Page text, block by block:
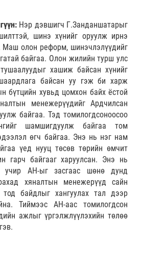
Нэр дэвшигч Г.Занданшатарыг
шинэ хүнийг оруулж ирнэ
Маш олон реформ, шинэчлэлүүдийг
байгаа. Олон жилийн турш улс
хашиж байсан хүнийг
байсан уу гэж би харж
бүтцийн хувьд цомхон байх ёстой
менежерүүдийг Ардчилсан
байгаа. Тэд томилогдсоноосоо
шамшигдуулж байгаа том
өгч байгаа. Энэ нь нэг нам
үед нууц төсөв төрийн өмчит
гарч байгааг харуулсан. Энэ нь
учир АН-ыг засгаас шөнө дунд
хяналтын менежерүүд сайн
байдлыг хангуулах тал дээр
Тиймээс АН-аас томилогдсон
ажлыг үргэлжлүүлэхийн төлөө